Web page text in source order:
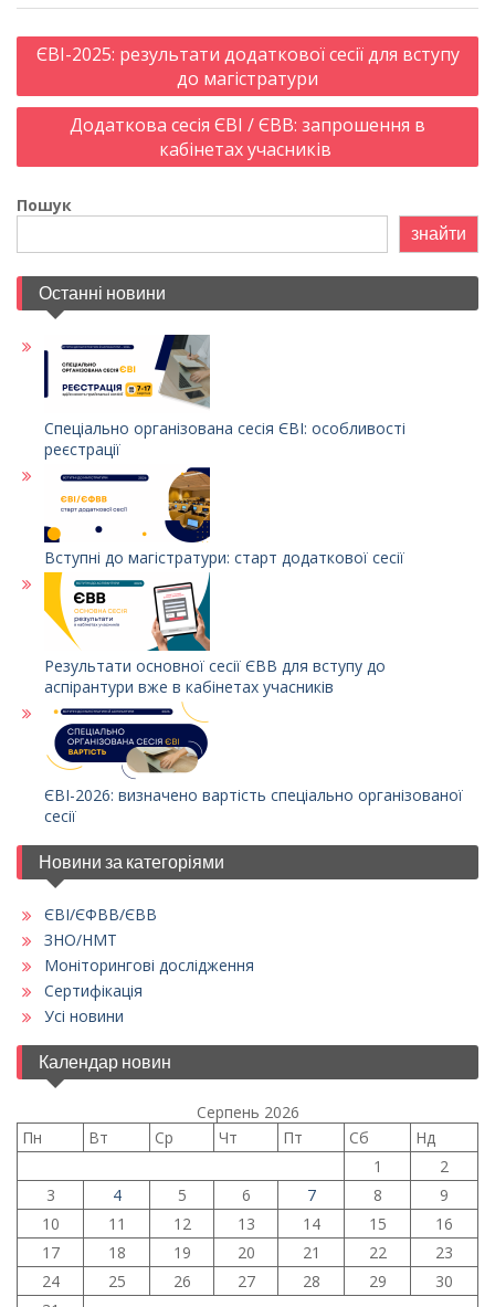
Post
navigation
ЄВІ-2025: результати додаткової сесії для вступу
до магістратури
Додаткова сесія ЄВІ / ЄВВ: запрошення в
кабінетах учасників
Пошук
знайти
Останні новини
Спеціально організована сесія ЄВІ: особливості
реєстрації
Вступні до магістратури: старт додаткової сесії
Результати основної сесії ЄВВ для вступу до
аспірантури вже в кабінетах учасників
ЄВІ-2026: визначено вартість спеціально організованої
сесії
Новини за категоріями
ЄВІ/ЄФВВ/ЄВВ
ЗНО/НМТ
Моніторингові дослідження
Сертифікація
Усі новини
Календар новин
Серпень 2026
Пн
Вт Ср Чт Пт Сб
Нд
1
2
3
4 5 6 7 8
9
10
11 12 13 14 15
16
17
18 19 20 21 22
23
24
25 26 27 28 29
30